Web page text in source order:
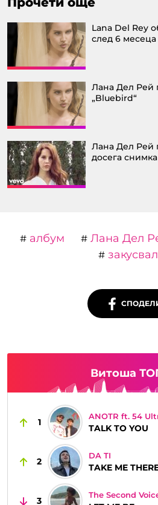
Lana Del Rey
след 6 месеца
Лана Дел Рей
„Bluebird“
Лана Дел Рей
досега
#албум #Лана Дел
#
Витоша
1
ANOTR ft. 54
TALK TO YOU
2
DA TI
TAKE ME
3
The Second